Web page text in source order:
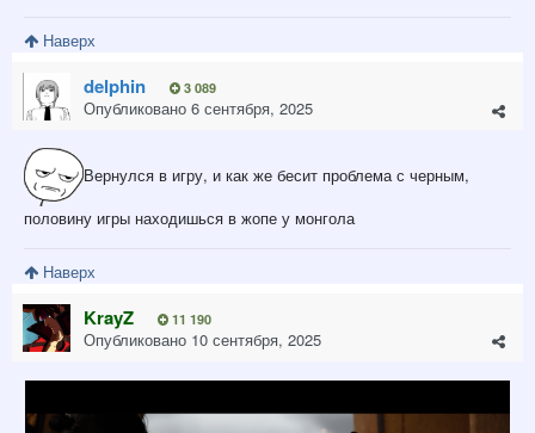
Наверх
delphin 3 089
Опубликовано 6 сентября, 2025
Вернулся в игру, и как же бесит проблема с черным,
половину игры находишься в жопе у монгола
Наверх
KrayZ 11 190
Опубликовано 10 сентября, 2025